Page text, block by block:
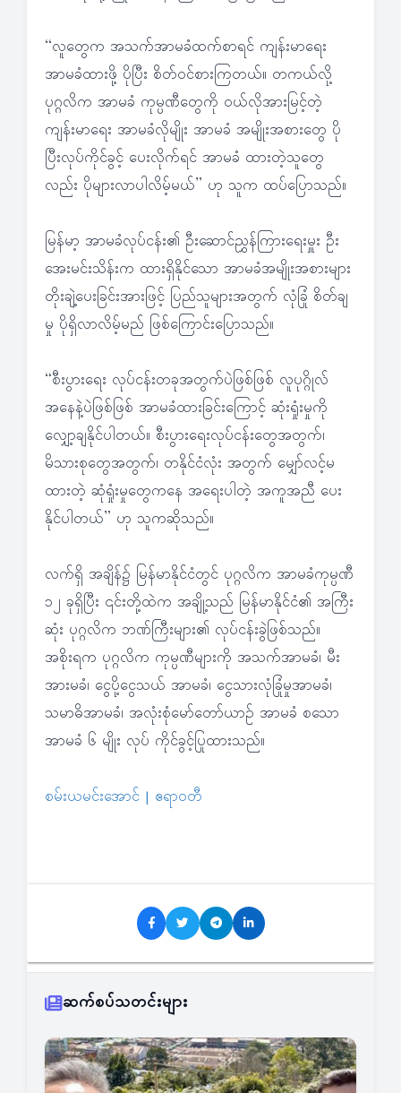
“လူတွေက အသက်အာမခံထက်စာရင် ကျန်းမာရေး
အာမခံထားဖို့ ပိုပြီး စိတ်ဝင်စားကြတယ်။ တကယ်လို့
ပုဂ္ဂလိက အာမခံ ကုမ္ပဏီတွေကို ဝယ်လိုအားမြင့်တဲ့
ကျန်းမာရေး အာမခံလိုမျိုး အာမခံ အမျိုးအစားတွေ ပို
ပြီးလုပ်ကိုင်ခွင့် ပေးလိုက်ရင် အာမခံ ထားတဲ့သူတွေ
လည်း ပိုများလာပါလိမ့်မယ်” ဟု သူက ထပ်ပြောသည်။
မြန်မာ့ အာမခံလုပ်ငန်း၏ ဦးဆောင်ညွှန်ကြားရေးမှူး ဦး
အေးမင်းသိန်းက ထားရှိနိုင်သော အာမခံအမျိုးအစားများ
တိုးချဲ့ပေးခြင်းအားဖြင့် ပြည်သူများအတွက် လုံခြုံ စိတ်ချ
မှု ပိုရှိလာလိမ့်မည် ဖြစ်ကြောင်းပြောသည်။
“စီးပွားရေး လုပ်ငန်းတခုအတွက်ပဲဖြစ်ဖြစ် လူပုဂ္ဂိုလ်
အနေနဲ့ပဲဖြစ်ဖြစ် အာမခံထားခြင်းကြောင့် ဆုံးရှုံးမှုကို
လျှော့ချနိုင်ပါတယ်။ စီးပွားရေးလုပ်ငန်းတွေအတွက်၊
မိသားစုတွေအတွက်၊ တနိုင်ငံလုံး အတွက် မျှော်လင့်မ
ထားတဲ့ ဆုံရှုံးမှုတွေကနေ အရေးပါတဲ့ အကူအညီ ပေး
နိုင်ပါတယ်” ဟု သူကဆိုသည်။
လက်ရှိ အချိန်၌ မြန်မာနိုင်ငံတွင် ပုဂ္ဂလိက အာမခံကုမ္ပဏီ
၁၂ ခုရှိပြီး ၎င်းတို့ထဲက အချို့သည် မြန်မာနိုင်ငံ၏ အကြီး
ဆုံး ပုဂ္ဂလိက ဘဏ်ကြီးများ၏ လုပ်ငန်းခွဲဖြစ်သည်။
အစိုးရက ပုဂ္ဂလိက ကုမ္ပဏီများကို အသက်အာမခံ၊ မီး
အားမခံ၊ ငွေပို့ငွေသယ် အာမခံ၊ ငွေသားလုံခြုံမှုအာမခံ၊
သမာဓိအာမခံ၊ အလုံးစုံမော်တော်ယာဉ် အာမခံ စသော
အာမခံ ၆ မျိုး လုပ် ကိုင်ခွင့်ပြုထားသည်။
စမ်းယမင်းအောင် | ဧရာဝတီ
ဆက်စပ်သတင်းများ